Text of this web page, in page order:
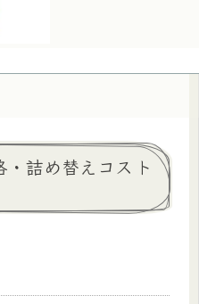
・詰め替えコスト